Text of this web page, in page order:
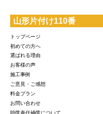
山形片付け110番
トップページ
初めての方へ
選ばれる理由
お客様の声
施工事例
ご意見・ご感想
料金プラン
お問い合わせ
賠償責任補償について